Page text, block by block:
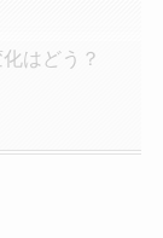
はどう？